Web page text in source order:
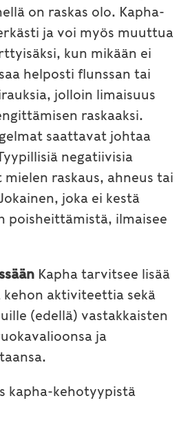
on raskas olo. Kapha-
ja voi myös muuttua
kun mikään ei
helposti flunssan tai
jolloin limaisuus
raskaaksi.
saattavat johtaa
negatiivisia
raskaus, ahneus tai
joka ei kestä
poisheittämistä, ilmaisee
Kapha tarvitsee lisää
aktiviteettia sekä
(edellä) vastakkaisten
ja
kapha-kehotyypistä